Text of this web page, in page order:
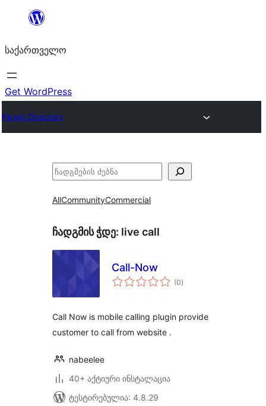
შიგთავსზე
საქართველო
Get WordPress
Plugin Directory
ძებნა
AllCommunityCommercial
ჩადგმის ჭდე: live call
Call-Now
(0საერთო
რეიტინგი
)
Call Now is mobile calling plugin provide
customer to call from website .
nabeelee
40+ აქტიური ინსტალაცია
ტესტირებულია: 4.8.29